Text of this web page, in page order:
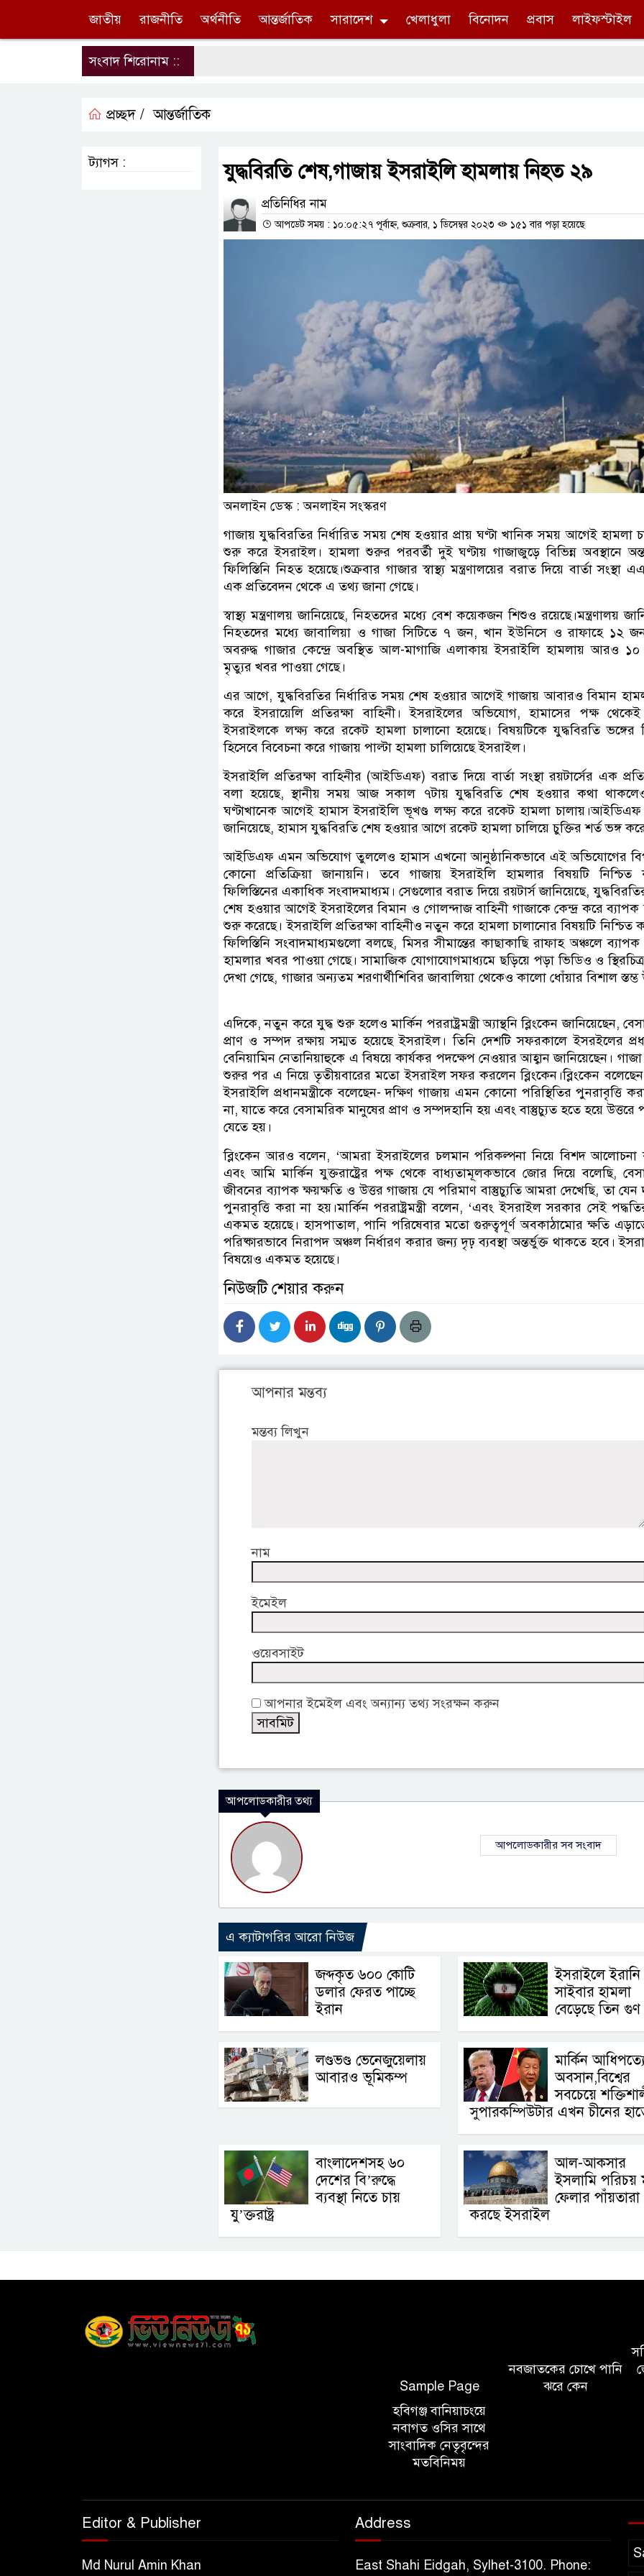
জাতীয় রাজনীতি অর্থনীতি আন্তর্জাতিক সারাদেশ খেলাধুলা বিনোদন প্রবাস লাইফস্টাইল
সংবাদ শিরোনাম ::
প্রচ্ছদ / আন্তর্জাতিক
যুদ্ধবিরতি শেষ,গাজায় ইসরাইলি হামলায় নিহত ২৯
প্রতিনিধির নাম
আপডেট সময় : ১০:০৫:২৭ পূর্বাহ্ন, শুক্রবার, ১ ডিসেম্বর ২০২৩ ১৫১ বার পড়া হয়েছে
অনলাইন ডেস্ক : অনলাইন সংস্করণ
গাজায় যুদ্ধবিরতির নির্ধারিত সময় শেষ হওয়ার প্রায় ঘণ্টা খানিক সময় আগেই হামলা
শুরু করে ইসরাইল। হামলা শুরুর পরবর্তী দুই ঘণ্টায় গাজাজুড়ে বিভিন্ন অবস্থানে
ফিলিস্তিনি নিহত হয়েছে।শুক্রবার গাজার স্বাস্থ্য মন্ত্রণালয়ের বরাত দিয়ে বার্তা সংস্থা
এক প্রতিবেদন থেকে এ তথ্য জানা গেছে।
স্বাস্থ্য মন্ত্রণালয় জানিয়েছে, নিহতদের মধ্যে বেশ কয়েকজন শিশুও রয়েছে।মন্ত্রণালয়
নিহতদের মধ্যে জাবালিয়া ও গাজা সিটিতে ৭ জন, খান ইউনিসে ও রাফাহে ১২
অবরুদ্ধ গাজার কেন্দ্রে অবস্থিত আল-মাগাজি এলাকায় ইসরাইলি হামলায় আরও
মৃত্যুর খবর পাওয়া গেছে।
এর আগে, যুদ্ধবিরতির নির্ধারিত সময় শেষ হওয়ার আগেই গাজায় আবারও বিমান
করে ইসরায়েলি প্রতিরক্ষা বাহিনী। ইসরাইলের অভিযোগ, হামাসের পক্ষ
ইসরাইলকে লক্ষ্য করে রকেট হামলা চালানো হয়েছে। বিষয়টিকে যুদ্ধবিরতি ভঙ্গের
হিসেবে বিবেচনা করে গাজায় পাল্টা হামলা চালিয়েছে ইসরাইল।
ইসরাইলি প্রতিরক্ষা বাহিনীর (আইডিএফ) বরাত দিয়ে বার্তা সংস্থা রয়টার্সের এক
বলা হয়েছে, স্থানীয় সময় আজ সকাল ৭টায় যুদ্ধবিরতি শেষ হওয়ার কথা
ঘণ্টাখানেক আগেই হামাস ইসরাইলি ভূখণ্ড লক্ষ্য করে রকেট হামলা
জানিয়েছে, হামাস যুদ্ধবিরতি শেষ হওয়ার আগে রকেট হামলা চালিয়ে চুক্তির শর্ত ভঙ্গ
আইডিএফ এমন অভিযোগ তুললেও হামাস এখনো আনুষ্ঠানিকভাবে এই অভিযোগের
কোনো প্রতিক্রিয়া জানায়নি। তবে গাজায় ইসরাইলি হামলার বিষয়টি নিশ্চিত
ফিলিস্তিনের একাধিক সংবাদমাধ্যম। সেগুলোর বরাত দিয়ে রয়টার্স জানিয়েছে,
শেষ হওয়ার আগেই ইসরাইলের বিমান ও গোলন্দাজ বাহিনী গাজাকে কেন্দ্র করে ব্যাপক
শুরু করেছে। ইসরাইলি প্রতিরক্ষা বাহিনীও নতুন করে হামলা চালানোর বিষয়টি নিশ্চিত
ফিলিস্তিনি সংবাদমাধ্যমগুলো বলছে, মিসর সীমান্তের কাছাকাছি রাফাহ অঞ্চলে ব্যাপক
হামলার খবর পাওয়া গেছে। সামাজিক যোগাযোগমাধ্যমে ছড়িয়ে পড়া ভিডিও ও
দেখা গেছে, গাজার অন্যতম শরণার্থীশিবির জাবালিয়া থেকেও কালো ধোঁয়ার বিশাল স্তম্ভ
এদিকে, নতুন করে যুদ্ধ শুরু হলেও মার্কিন পররাষ্ট্রমন্ত্রী অ্যান্থনি ব্লিংকেন জানিয়েছেন,
প্রাণ ও সম্পদ রক্ষায় সম্মত হয়েছে ইসরাইল। তিনি দেশটি সফরকালে ইসরইলের
বেনিয়ামিন নেতানিয়াহুকে এ বিষয়ে কার্যকর পদক্ষেপ নেওয়ার আহ্বান জানিয়েছেন।
শুরুর পর এ নিয়ে তৃতীয়বারের মতো ইসরাইল সফর করলেন ব্লিংকেন।ব্লিংকেন
ইসরাইলি প্রধানমন্ত্রীকে বলেছেন- দক্ষিণ গাজায় এমন কোনো পরিস্থিতির পুনরাবৃত্তি
না, যাতে করে বেসামরিক মানুষের প্রাণ ও সম্পদহানি হয় এবং বাস্তুচ্যুত হতে হয়ে উত্তরে
যেতে হয়।
ব্লিংকেন আরও বলেন, ‘আমরা ইসরাইলের চলমান পরিকল্পনা নিয়ে বিশদ আলোচনা
এবং আমি মার্কিন যুক্তরাষ্ট্রের পক্ষ থেকে বাধ্যতামূলকভাবে জোর দিয়ে বলেছি,
জীবনের ব্যাপক ক্ষয়ক্ষতি ও উত্তর গাজায় যে পরিমাণ বাস্তুচ্যুতি আমরা দেখেছি, তা যেন
পুনরাবৃত্তি করা না হয়।মার্কিন পররাষ্ট্রমন্ত্রী বলেন, ‘এবং ইসরাইল সরকার সেই
একমত হয়েছে। হাসপাতাল, পানি পরিষেবার মতো গুরুত্বপূর্ণ অবকাঠামোর ক্ষতি
পরিষ্কারভাবে নিরাপদ অঞ্চল নির্ধারণ করার জন্য দৃঢ় ব্যবস্থা অন্তর্ভুক্ত থাকতে হবে।
বিষয়েও একমত হয়েছে।
নিউজটি শেয়ার করুন
আপনার মন্তব্য
মন্তব্য লিখুন
নাম
ইমেইল
ওয়েবসাইট
আপনার ইমেইল এবং অন্যান্য তথ্য সংরক্ষন করুন
আপলোডকারীর তথ্য
আপলোডকারীর সব সংবাদ
এ ক্যাটাগরির আরো নিউজ
জব্দকৃত ৬০০ কোটি
ডলার ফেরত পাচ্ছে
ইরান
ইসরাইলে ইরানি
সাইবার হামলা
বেড়েছে তিন গুণ
লণ্ডভণ্ড ভেনেজুয়েলায়
আবারও ভূমিকম্প
মার্কিন
অবসান,বিশ্বের
সবচেয়ে
সুপারকম্পিউটার এখন চীনের
বাংলাদেশসহ ৬০
দেশের বি’রুদ্ধে
ব্যবস্থা নিতে চায়
যু’ক্তরাষ্ট্র
আল-আকসার
ইসলামি পরিচয়
ফেলার পাঁয়তারা
করছে ইসরাইল
ট্যাগস :
Sample Page
নবজাতকের চোখে পানি
ঝরে কেন
হবিগঞ্জ বানিয়াচংয়ে
নবাগত ওসির সাথে
সাংবাদিক নেতৃবৃন্দের
মতবিনিময়
Editor & Publisher
Md Nurul Amin Khan
Address
East Shahi Eidgah, Sylhet-3100. Phone: